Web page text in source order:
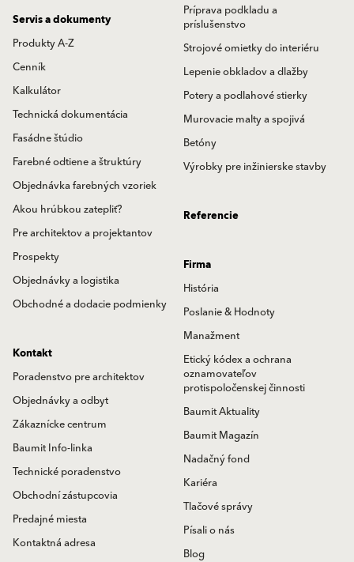
Príprava podkladu a
príslušenstvo
Strojové omietky do interiéru
Lepenie obkladov a dlažby
Potery a podlahové stierky
Murovacie malty a spojivá
Betóny
Výrobky pre inžinierske stavby
Servis a dokumenty
Produkty A-Z
Cenník
Kalkulátor
Technická dokumentácia
Fasádne štúdio
Farebné odtiene a štruktúry
Objednávka farebných vzoriek
Akou hrúbkou zatepliť?
Pre architektov a projektantov
Prospekty
Objednávky a logistika
Obchodné a dodacie podmienky
Referencie
Firma
História
Poslanie & Hodnoty
Manažment
Etický kódex a ochrana
oznamovateľov
protispoločenskej činnosti
Baumit Aktuality
Baumit Magazín
Nadačný fond
Kariéra
Tlačové správy
Písali o nás
Blog
Kontakt
Poradenstvo pre architektov
Objednávky a odbyt
Zákaznícke centrum
Baumit Info-linka
Technické poradenstvo
Obchodní zástupcovia
Predajné miesta
Kontaktná adresa